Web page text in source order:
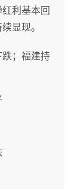
利基本回
显现。
；福建持